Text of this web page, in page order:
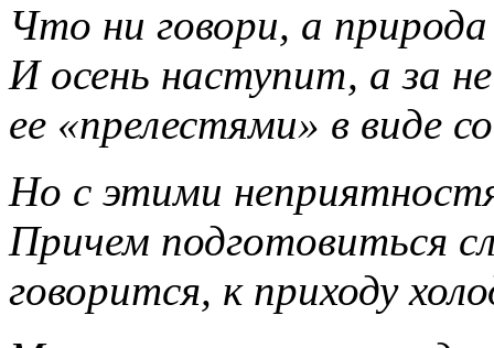
Что ни говори, а природа
И осень наступит, а за
ее «прелестями» в виде
Но с этими
Причем подготовиться
говорится, к приходу